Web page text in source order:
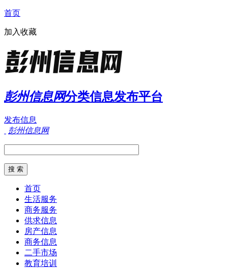
首页
加入收藏
彭州信息网分类信息发布平台
发布信息
彭州信息网
首页
生活服务
商务服务
供求信息
房产信息
商务信息
二手市场
教育培训